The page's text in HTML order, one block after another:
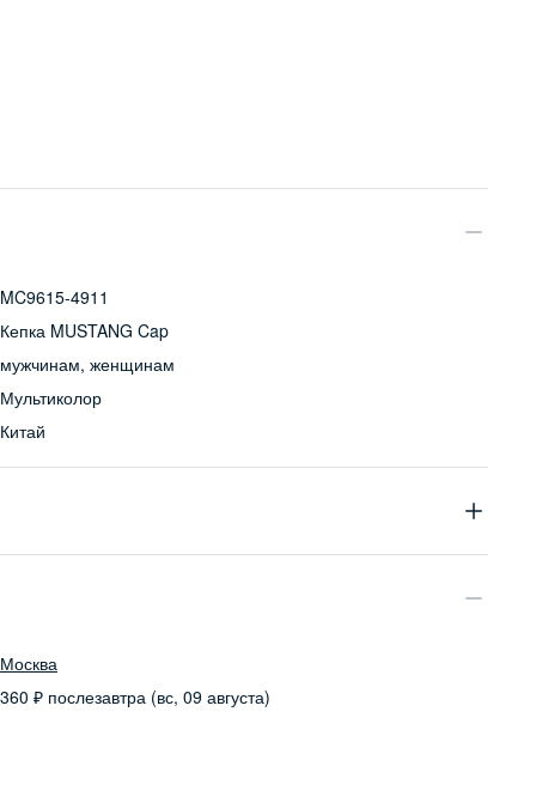
MC9615-4911
Кепка MUSTANG Cap
мужчинам, женщинам
Мультиколор
Китай
Москва
360 ₽ послезавтра (вс, 09 августа)